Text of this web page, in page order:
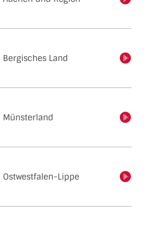
Bergisches Landeinschalten
Münsterland
Ostwestfalen-Lippeeinschalten